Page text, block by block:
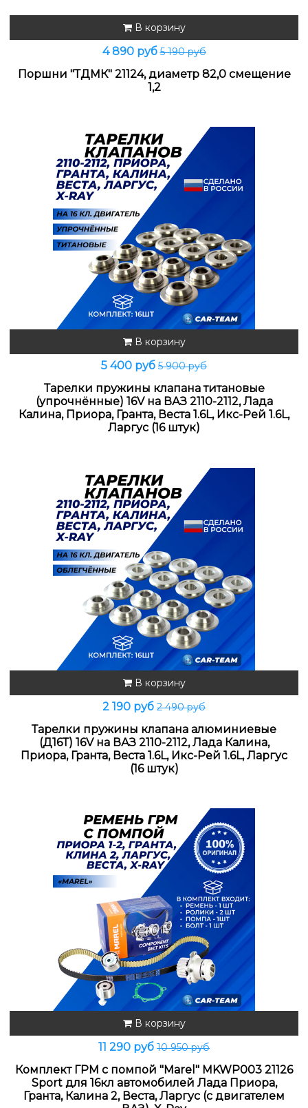
В корзину
4 890 руб5 190 руб
Поршни "ТДМК" 21124, диаметр 82,0 смещение
1,2
В корзину
5 400 руб 5 900 руб
Тарелки пружины клапана титановые
(упрочнённые) 16V на ВАЗ 2110-2112, Лада
Калина, Приора, Гранта, Веста 1.6L, Икс-Рей 1.6L,
Ларгус (16 штук)
В корзину
2 190 руб 2 490 руб
Тарелки пружины клапана алюминиевые
(Д16Т) 16V на ВАЗ 2110-2112, Лада Калина,
Приора, Гранта, Веста 1.6L, Икс-Рей 1.6L, Ларгус
(16 штук)
В корзину
11 290 руб 10 950 руб
Комплект ГРМ с помпой "Marel" MKWP003 21126
Sport для 16кл автомобилей Лада Приора,
Гранта, Калина 2, Веста, Ларгус (с двигателем